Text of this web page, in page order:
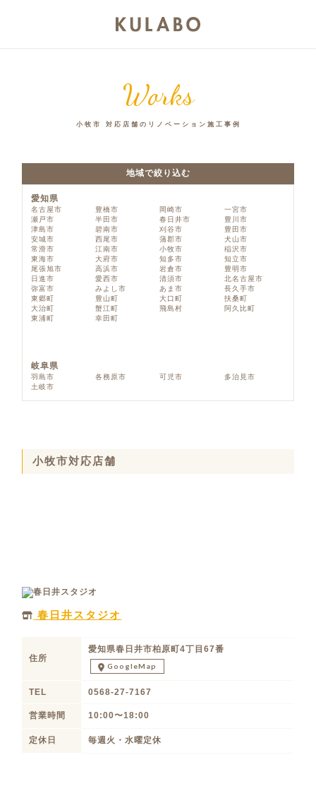
Works
小牧市 対応店舗のリノベーション施工事例
地域で絞り込む
愛知県
名古屋市 豊橋市 岡崎市
一宮市
瀬戸市
半田市 春日井市
豊川市
津島市
碧南市 刈谷市
豊田市
安城市
西尾市 蒲郡市
犬山市
常滑市
江南市 小牧市
稲沢市
東海市
大府市 知多市
知立市
尾張旭市
高浜市 岩倉市
豊明市
日進市
愛西市 清須市
北名古屋市
弥富市
みよし市 あま市
長久手市
東郷町
豊山町 大口町
扶桑町
大治町
蟹江町 飛島村
阿久比町
東浦町
幸田町
岐阜県
羽島市 各務原市 可児市
多治見市
土岐市
小牧市対応店舗
春日井スタジオ
住所
愛知県春日井市柏原町4丁目67番
GoogleMap
TEL 0568-27-7167
営業時間 10:00〜18:00
定休日 毎週火・水曜定休